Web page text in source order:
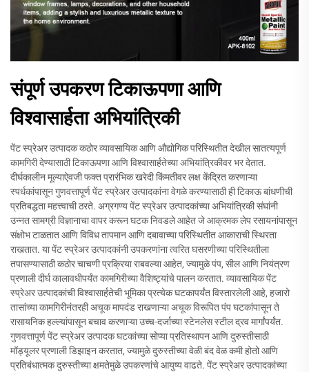
संपूर्ण उपकरण टिकाऊपणा आणि
विश्वासार्हता अभियांत्रिकी
पेंट स्प्रेअर उत्पादक कठोर व्यावसायिक आणि औद्योगिक परिस्थितीत देखील सातत्यपूर्ण
कामगिरी देण्यासाठी टिकाऊपणा आणि विश्वासार्हतेच्या अभियांत्रिकीवर भर देतात.
दीर्घकालीन मूल्याऐवजी फक्त प्रारंभिक खरेदी किंमतीवर लक्ष केंद्रित करणाऱ्या
स्पर्धकांपासून गुणवत्तापूर्ण पेंट स्प्रेअर उत्पादकांना वेगळे करण्यासाठी ही टिकाऊ बांधणीची
प्रतिबद्धता महत्त्वाची ठरते. अग्रगण्य पेंट स्प्रेअर उत्पादकांच्या अभियांत्रिकी संघांनी
उन्नत सामग्री विज्ञानाचा वापर करून घटक निवडले आहेत जे आक्रमक लेप रसायनांपासून
संक्षोभ टाळतात आणि विविध तापमान आणि दबावाच्या परिस्थितीत आकाराची स्थिरता
राखतात. या पेंट स्प्रेअर उत्पादकांनी उपकरणांना त्वरित घसरणीच्या परिस्थितीला
तपासण्यासाठी कठोर चाचणी प्रक्रिया राबवल्या आहेत, ज्यामुळे पंप, सील आणि नियंत्रण
प्रणाली दीर्घ कालावधीपर्यंत कामगिरीच्या वैशिष्ट्यांचे पालन करतात. व्यावसायिक पेंट
स्प्रेअर उत्पादकांची विश्वासार्हतेची भूमिका प्रत्येक घटकापर्यंत विस्तारलेली आहे, हजारो
तासांच्या कामगिरीनंतरही अचूक मापदंड राखणाऱ्या अचूक विरूपित पंप घटकांपासून ते
रासायनिक हल्ल्यांपासून बचाव करणाऱ्या उच्च-दर्जाच्या स्टेनलेस स्टील द्रव मार्गांपर्यंत.
गुणवत्तापूर्ण पेंट स्प्रेअर उत्पादक घटकांच्या सोप्या प्रतिस्थापन आणि दुरुस्तीसाठी
मॉड्यूलर प्रणाली डिझाइन करतात, ज्यामुळे दुरुस्तीच्या वेळी बंद वेळ कमी होतो आणि
प्रतिबंधात्मक दुरुस्तीच्या क्षमतेमुळे उपकरणांचे आयुष्य वाढते. पेंट स्प्रेअर उत्पादकांच्या